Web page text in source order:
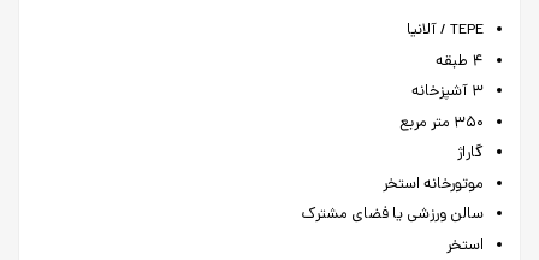
TEPE / آلانیا
۴ طبقه
۳ آشپزخانه
۳۵۰ متر مربع
گاراژ
موتورخانه استخر
سالن ورزشی یا فضای مشترک
استخر